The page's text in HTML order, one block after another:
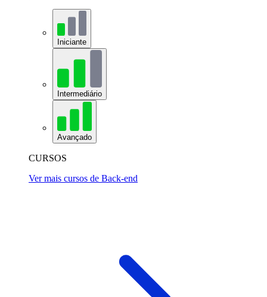
Iniciante
Intermediário
Avançado
CURSOS
Ver mais cursos de Back-end